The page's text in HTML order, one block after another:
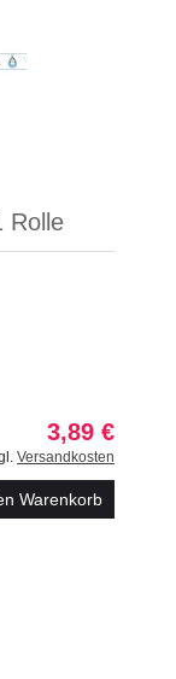
Rolle
3,89 €
Versandkosten
Warenkorb